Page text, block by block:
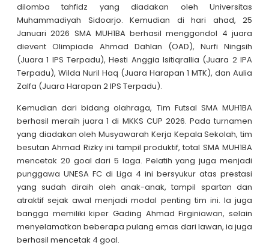
dilomba tahfidz yang diadakan oleh Universitas
Muhammadiyah Sidoarjo. Kemudian di hari ahad, 25
Januari 2026 SMA MUH1BA berhasil menggondol 4 juara
dievent Olimpiade Ahmad Dahlan (OAD), Nurfi Ningsih
(Juara 1 IPS Terpadu), Hesti Anggia Isitiqrallia (Juara 2 IPA
Terpadu), Wilda Nuril Haq (Juara Harapan 1 MTK), dan Aulia
Zalfa (Juara Harapan 2 IPS Terpadu).
Kemudian dari bidang olahraga, Tim Futsal SMA MUH1BA
berhasil meraih juara 1 di MKKS CUP 2026. Pada turnamen
yang diadakan oleh Musyawarah Kerja Kepala Sekolah, tim
besutan Ahmad Rizky ini tampil produktif, total SMA MUH1BA
mencetak 20 goal dari 5 laga. Pelatih yang juga menjadi
punggawa UNESA FC di Liga 4 ini bersyukur atas prestasi
yang sudah diraih oleh anak-anak, tampil spartan dan
atraktif sejak awal menjadi modal penting tim ini. Ia juga
bangga memiliki kiper Gading Ahmad Firginiawan, selain
menyelamatkan beberapa pulang emas dari lawan, ia juga
berhasil mencetak 4 goal.